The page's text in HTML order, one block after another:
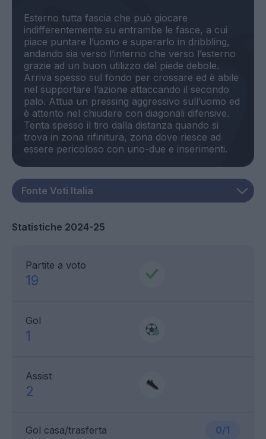
Esterno tutta fascia che può giocare
indifferentemente su entrambe le fasce, a cui
piace puntare l’uomo e superarlo in dribbling,
andando sia verso l’interno che verso l’esterno
grazie ad un buon utilizzo del piede debole.
Arriva spesso sul fondo per crossare ed è abile
nel supportare l’azione attaccando il secondo
palo. Attua un pressing aggressivo sull’uomo ed
è attento nel chiudere con diagonali difensive.
Tenta spesso il tiro dalla distanza quando si
trova in zona rifinitura, zona dove riesce ad
Statistiche 2024-25
Partite a voto
19
Gol
1
Assist
2
Gol casa/trasferta 0/1